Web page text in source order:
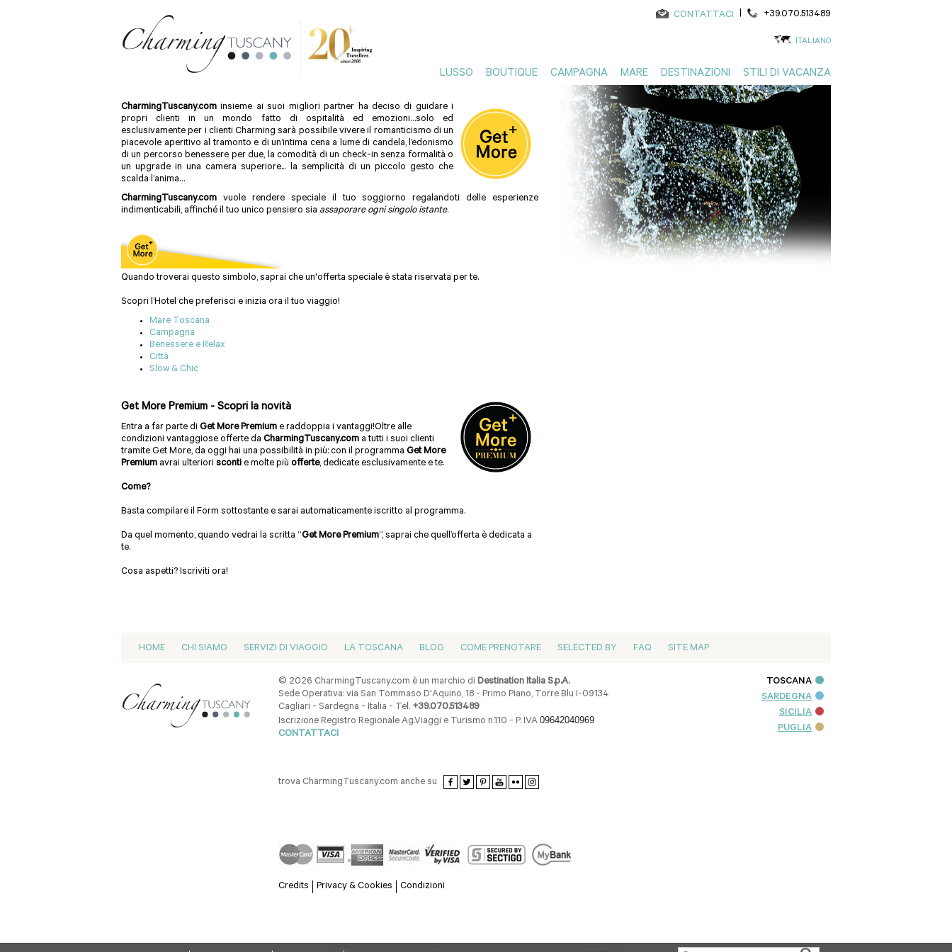
CONTATTACI | +39.070.513489
ITALIANO
LUSSO BOUTIQUE CAMPAGNA MARE DESTINAZIONI STILI DI VACANZA
Get More
Meriti di più del solito viaggio. Vivi un’esperienza dentro la tua vacanza prenotando un Hotel del
“Get More”.
CharmingTuscany.com insieme ai suoi migliori partner ha deciso di guidare i
propri clienti in un mondo fatto di ospitalità ed emozioni…solo ed
esclusivamente per i clienti Charming sarà possibilevivere il romanticismo di un
piacevole aperitivo al tramonto e di un’intima cena a lume di candela, l’edonismo
di un percorso benessere per due, la comodità di un check-in senza formalità o
un upgrade in una camera superiore... la semplicità di un piccolo gesto che
scalda l’anima…
CharmingTuscany.com vuole rendere speciale il tuo soggiorno regalandoti delle esperienze
indimenticabili, affinché il tuo unico pensiero sia assaporare ogni singolo istante.
Quando troverai questo simbolo, saprai che un'offerta speciale è stata riservata per te.
Scopri l’Hotel che preferisci e inizia ora il tuo viaggio!
Mare Toscana
Campagna
Benessere e Relax
Città
Slow & Chic
Get More Premium - Scopri la novità
Entra a far parte di Get More Premium e raddoppia i vantaggi!Oltre alle
condizioni vantaggiose offerte da CharmingTuscany.com a tutti i suoi clienti
tramite Get More, da oggi hai una possibilità in più: con il programma Get More
Premium avrai ulteriori sconti e molte più offerte, dedicate esclusivamente e te.
Come?
Basta compilare il Form sottostante e sarai automaticamente iscritto al programma.
Da quel momento, quando vedrai la scritta “Get More Premium”, saprai che quell’offerta è dedicata a
te.
Cosa aspetti? Iscriviti ora!
HOME CHI SIAMO SERVIZI DI VIAGGIO LA TOSCANA BLOG COME PRENOTARE SELECTED BY FAQ SITE MAP
© 2026 CharmingTuscany.com è un marchio diDestination Italia S.p.A.
Sede Operativa: via San Tommaso D'Aquino, 18 - Primo Piano, Torre Blu I-09134
Cagliari - Sardegna - Italia - Tel. +39.070.513489
Iscrizione Registro Regionale Ag.Viaggi e Turismo n.110 - P. IVA09642040969
CONTATTACI
trova CharmingTuscany.com anche su
Credits Privacy & Cookies Condizioni
TOSCANA
SARDEGNA
SICILIA
PUGLIA